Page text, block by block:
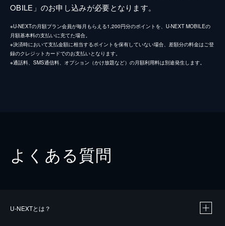
OBILE」のお申し込みが必要となります。
※U-NEXTの月額プラン会員が毎月もらえる1,200円分のポイントを、U-NEXT MOBILEの
月額基本料の支払いに充てた場合。
※決済時において支払金額に相当するポイントを保有していない場合、差額分の料金はご登
録のクレジットカードでのお支払いとなります。
※通話料、SMS通信料、オプション（かけ放題など）の月額利用料は別途発生します。
よくある質問
U-NEXTとは？